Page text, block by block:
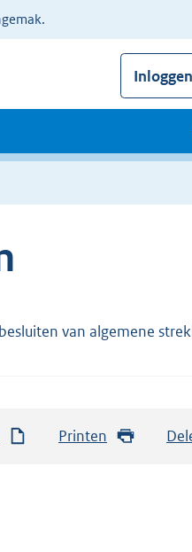
Inloggen
van algemene
Printen